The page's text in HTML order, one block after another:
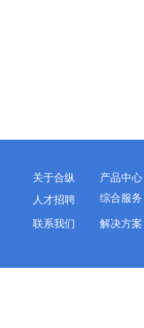
解决方案
关于合纵
联系我们
产品中心
人才招聘
综合服务